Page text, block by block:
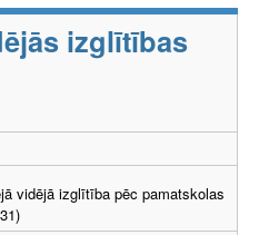
izglītības
vidējā izglītība pēc pamatskolas